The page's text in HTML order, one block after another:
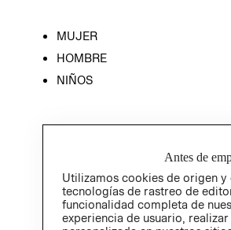
MUJER
HOMBRE
NIÑOS
Antes de
Utilizamos cookies de origen
tecnologías de rastreo de
funcionalidad completa de
experiencia de usuario,